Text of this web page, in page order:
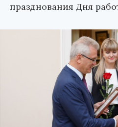
празднования Дня